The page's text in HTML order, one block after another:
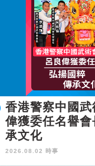
香港警察中國
偉獲委任名譽
承文化
2026.08.02 時事